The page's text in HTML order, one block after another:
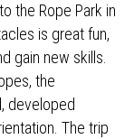
the Rope Park in
is great fun,
gain new skills.
the
developed
The trip